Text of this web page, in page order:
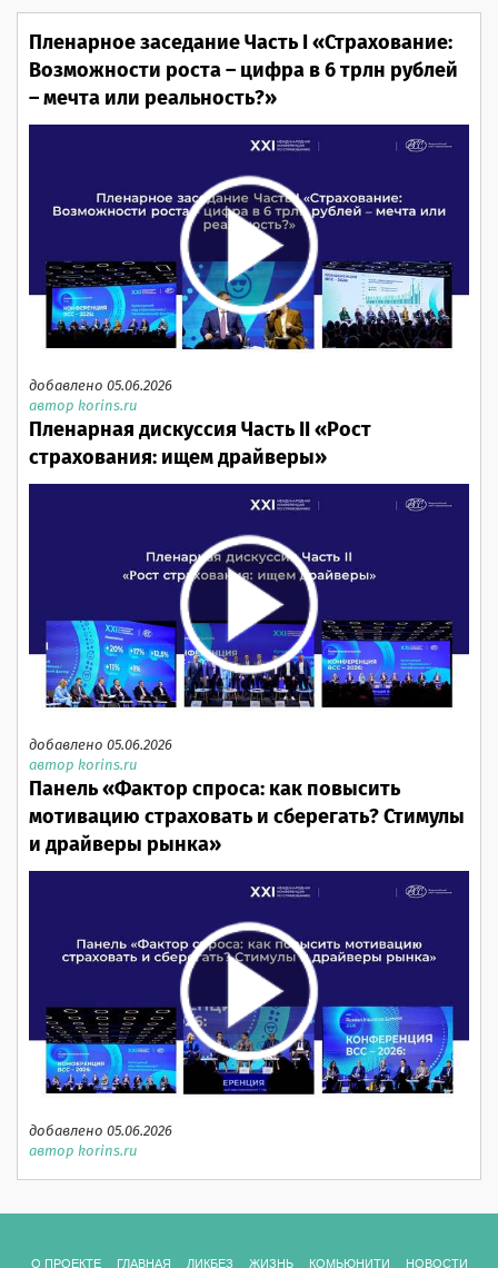
Пленарное заседание Часть I «Страхование:
Возможности роста – цифра в 6 трлн рублей
– мечта или реальность?»
добавлено 05.06.2026
автор korins.ru
Пленарная дискуссия Часть II «Рост
страхования: ищем драйверы»
добавлено 05.06.2026
автор korins.ru
Панель «Фактор спроса: как повысить
мотивацию страховать и сберегать? Стимулы
и драйверы рынка»
добавлено 05.06.2026
автор korins.ru